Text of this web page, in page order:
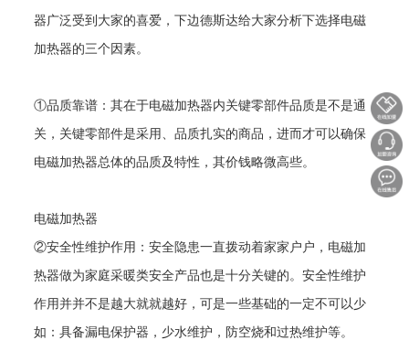
器广泛受到大家的喜爱，下边德斯达给大家分析下选择电磁
加热器的三个因素。
①品质靠谱：其在于电磁加热器内关键零部件品质是不是通
关，关键零部件是采用、品质扎实的商品，进而才可以确保
电磁加热器总体的品质及特性，其价钱略微高些。
电磁加热器
②安全性维护作用：安全隐患一直拨动着家家户户，电磁加
热器做为家庭采暖类安全产品也是十分关键的。安全性维护
作用并并不是越大就就越好，可是一些基础的一定不可以少
如：具备漏电保护器，少水维护，防空烧和过热维护等。